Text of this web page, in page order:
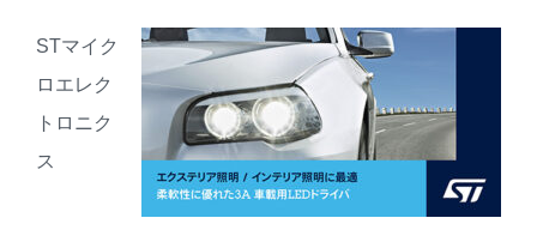
STマイク
ロエレク
トロニク
ス